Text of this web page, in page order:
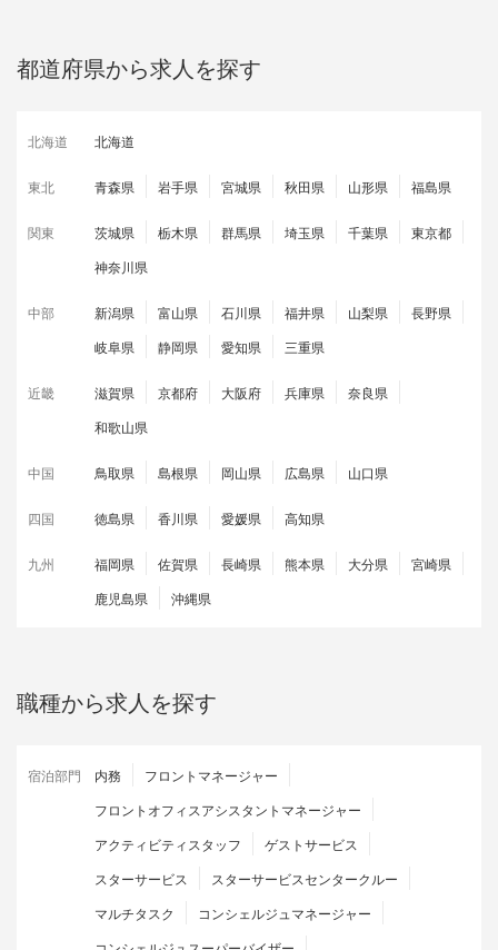
都道府県から求人を探す
北海道 北海道
東北 青森県 岩手県 宮城県 秋田県 山形県 福島県
関東 茨城県 栃木県 群馬県 埼玉県 千葉県
東京都
神奈川県
中部 新潟県 富山県 石川県 福井県 山梨県
長野県
岐阜県
静岡県 愛知県 三重県
近畿 滋賀県 京都府 大阪府 兵庫県
奈良県
和歌山県
中国 鳥取県 島根県 岡山県 広島県 山口県
四国 徳島県 香川県 愛媛県 高知県
九州 福岡県 佐賀県 長崎県 熊本県 大分県
宮崎県
鹿児島県
沖縄県
職種から求人を探す
宿泊部門 内務
フロントマネージャー
フロントオフィスアシスタントマネージャー
アクティビティスタッフ
ゲストサービス
スターサービス
スターサービスセンタークルー
マルチタスク
コンシェルジュマネージャー